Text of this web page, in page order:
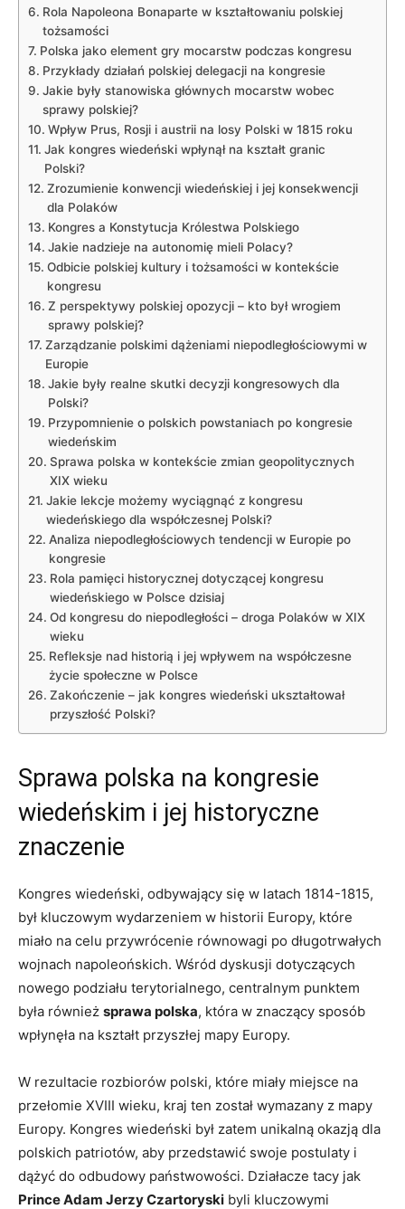
Rola Napoleona Bonaparte w kształtowaniu polskiej
tożsamości
Polska jako element gry mocarstw podczas kongresu
Przykłady działań polskiej delegacji na kongresie
Jakie były stanowiska głównych mocarstw wobec
sprawy polskiej?
Wpływ Prus, Rosji i austrii na losy Polski w 1815 roku
Jak kongres wiedeński wpłynął na kształt granic
Polski?
Zrozumienie konwencji wiedeńskiej i jej konsekwencji
dla Polaków
Kongres a Konstytucja Królestwa Polskiego
Jakie nadzieje na autonomię mieli Polacy?
Odbicie polskiej kultury i tożsamości w kontekście
kongresu
Z perspektywy polskiej opozycji – kto był wrogiem
sprawy polskiej?
Zarządzanie polskimi dążeniami niepodległościowymi w
Europie
Jakie były realne skutki decyzji kongresowych dla
Polski?
Przypomnienie o polskich powstaniach po kongresie
wiedeńskim
Sprawa polska w kontekście zmian geopolitycznych
XIX wieku
Jakie lekcje możemy wyciągnąć z kongresu
wiedeńskiego dla współczesnej Polski?
Analiza niepodległościowych tendencji w Europie po
kongresie
Rola pamięci historycznej dotyczącej kongresu
wiedeńskiego w Polsce dzisiaj
Od kongresu do niepodległości – droga Polaków w XIX
wieku
Refleksje nad historią i jej wpływem na współczesne
życie społeczne w Polsce
Zakończenie – jak kongres wiedeński ukształtował
przyszłość Polski?
Sprawa polska na kongresie
wiedeńskim i jej historyczne
znaczenie
Kongres wiedeński, odbywający się w latach 1814-1815,
był kluczowym wydarzeniem w historii Europy, które
miało na celu przywrócenie równowagi po długotrwałych
wojnach napoleońskich. Wśród dyskusji dotyczących
nowego podziału terytorialnego, centralnym punktem
była również sprawa polska, która w znaczący sposób
wpłynęła na kształt przyszłej mapy Europy.
W rezultacie rozbiorów polski, które miały miejsce na
przełomie XVIII wieku, kraj ten został wymazany z mapy
Europy. Kongres wiedeński był zatem unikalną okazją dla
polskich patriotów, aby przedstawić swoje postulaty i
dążyć do odbudowy państwowości. Działacze tacy jak
Prince Adam Jerzy Czartoryski byli kluczowymi